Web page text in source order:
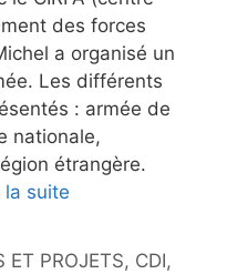
des forces
a organisé un
Les différents
: armée de
nationale,
étrangère.
la suite
ET PROJETS, CDI,